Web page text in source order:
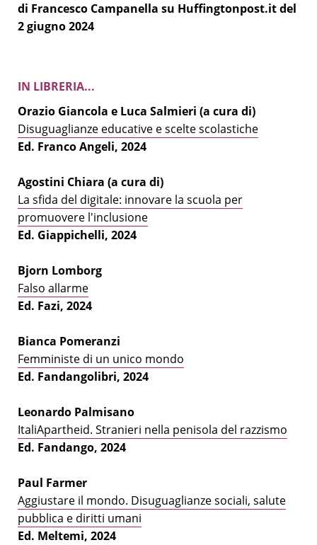
di Francesco Campanella su Huffingtonpost.it del
2 giugno 2024
IN LIBRERIA...
Orazio Giancola e Luca Salmieri (a cura di)
Disuguaglianze educative e scelte scolastiche
Ed. Franco Angeli, 2024
Agostini Chiara (a cura di)
La sfida del digitale: innovare la scuola per
promuovere l'inclusione
Ed. Giappichelli, 2024
Bjorn Lomborg
Falso allarme
Ed. Fazi, 2024
Bianca Pomeranzi
Femministe di un unico mondo
Ed. Fandangolibri, 2024
Leonardo Palmisano
ItaliApartheid. Stranieri nella penisola del razzismo
Ed. Fandango, 2024
Paul Farmer
Aggiustare il mondo. Disuguaglianze sociali, salute
pubblica e diritti umani
Ed. Meltemi, 2024